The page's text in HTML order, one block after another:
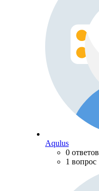
Aqulus
0 ответов
1 вопрос